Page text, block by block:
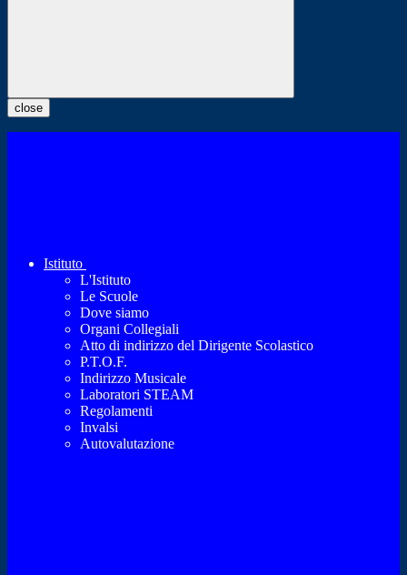
close
Istituto
L'Istituto
Le Scuole
Dove siamo
Organi Collegiali
Atto di indirizzo del Dirigente Scolastico
P.T.O.F.
Indirizzo Musicale
Laboratori STEAM
Regolamenti
Invalsi
Autovalutazione